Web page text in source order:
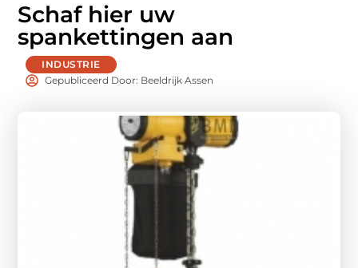
Schaf hier uw
spankettingen aan
INDUSTRIE
Gepubliceerd Door: Beeldrijk Assen